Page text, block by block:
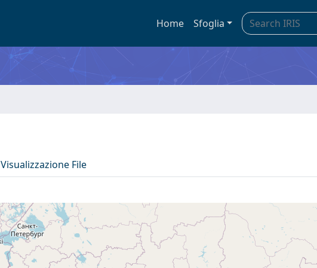
Home Sfoglia
Visualizzazione File